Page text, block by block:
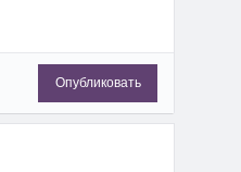
Драконий хребет,
Опубликовать